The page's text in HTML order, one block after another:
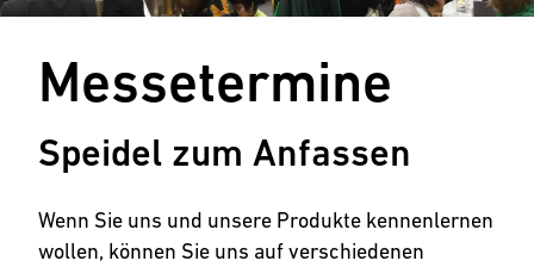
Messetermine
Speidel zum Anfassen
Wenn Sie uns und unsere Produkte kennenlernen
wollen, können Sie uns auf verschiedenen